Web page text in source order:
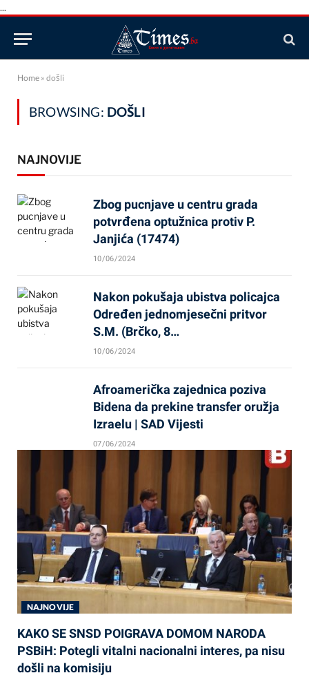
...
Home » došli
BROWSING: DOŠLI
NAJNOVIJE
Zbog pucnjave u centru grada
potvrđena optužnica protiv P.
Janjića (17474)
10/06/2024
Nakon pokušaja ubistva policajca
Određen jednomjesečni pritvor
S.M. (Brčko, 8…
10/06/2024
Afroamerička zajednica poziva
Bidena da prekine transfer oružja
Izraelu | SAD Vijesti
07/06/2024
NAJNOVIJE
KAKO SE SNSD POIGRAVA DOMOM NARODA
PSBiH: Potegli vitalni nacionalni interes, pa nisu
došli na komisiju